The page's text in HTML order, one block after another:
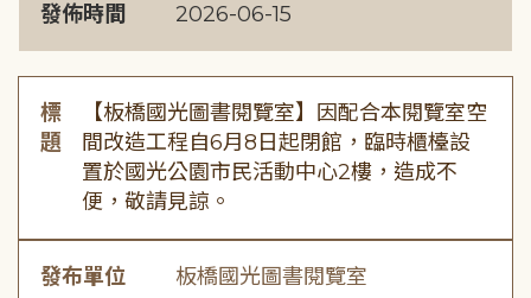
發佈時間 2026-06-15
標
題
【板橋國光圖書閱覽室】因配合本閱覽室空
間改造工程自6月8日起閉館，臨時櫃檯設
置於國光公園市民活動中心2樓，造成不
便，敬請見諒。
發布單位 板橋國光圖書閱覽室